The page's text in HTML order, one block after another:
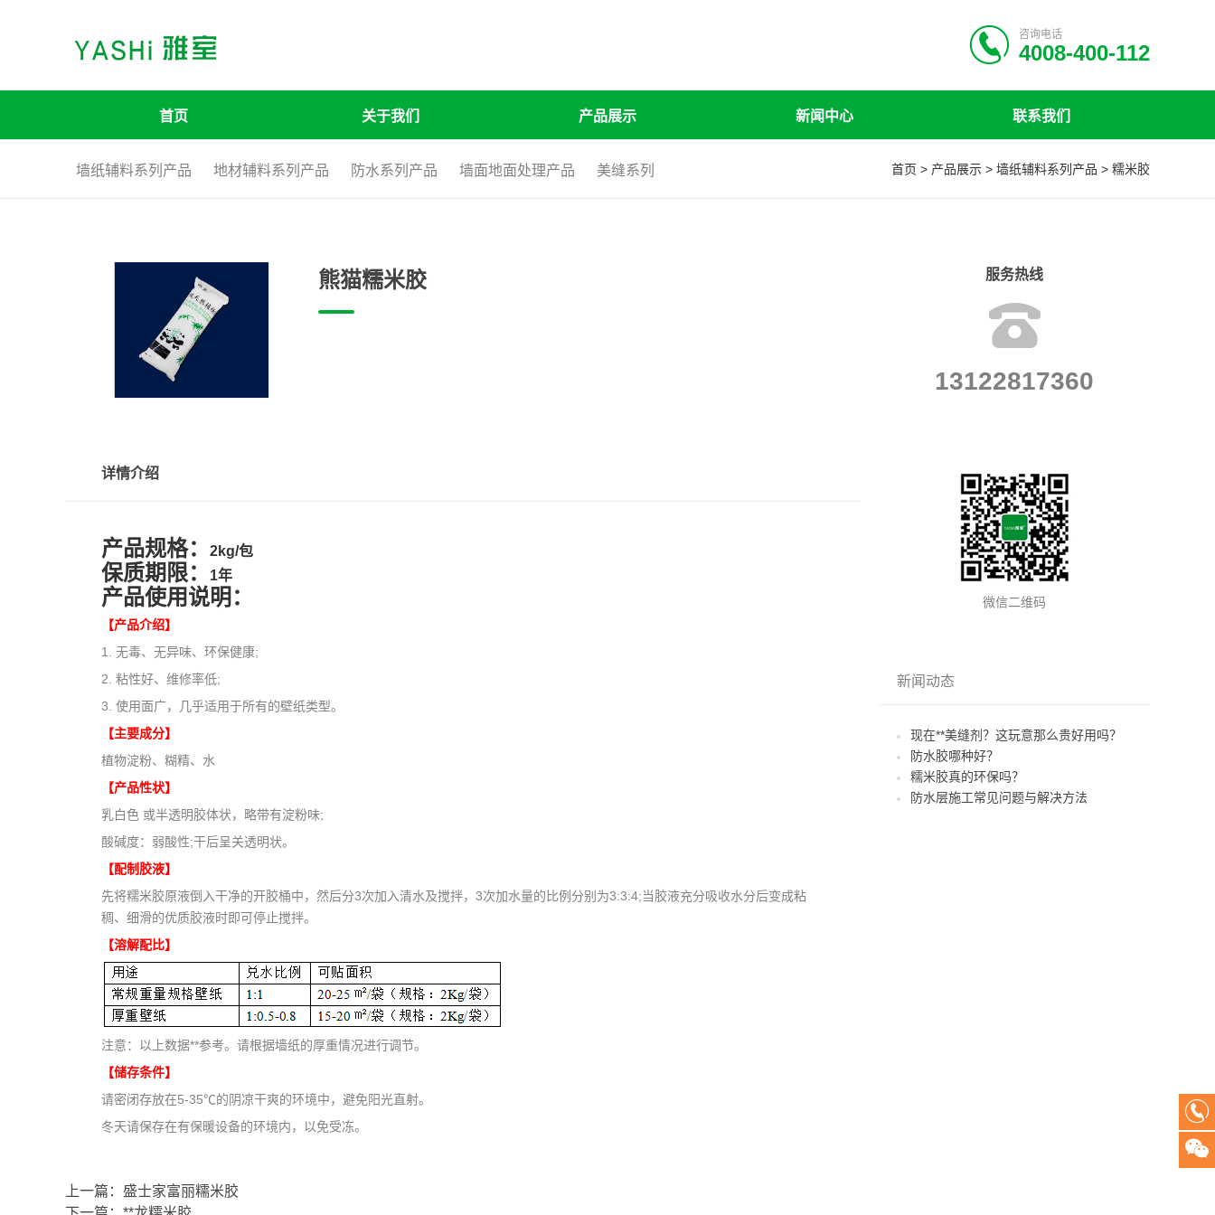
咨询电话
4008-400-112
首页 关于我们 产品展示 新闻中心 联系我们
墙纸辅料系列产品 地材辅料系列产品 防水系列产品 墙面地面处理产品 美缝系列 首页 > 产品展示 > 墙纸辅料系列产品 > 糯米胶
熊猫糯米胶
详情介绍
产品规格： 2kg/包
保质期限： 1年
产品使用说明：
【产品介绍】
1. 无毒、无异味、环保健康;
2. 粘性好、维修率低;
3. 使用面广，几乎适用于所有的壁纸类型。
【主要成分】
植物淀粉、糊精、水
【产品性状】
乳白色 或半透明胶体状，略带有淀粉味;
酸碱度：弱酸性;干后呈关透明状。
【配制胶液】
先将糯米胶原液倒入干净的开胶桶中，然后分3次加入清水及搅拌，3次加水量的比例分别为3:3:4;当胶液充分吸收水分后变成粘
稠、细滑的优质胶液时即可停止搅拌。
【溶解配比】
注意：以上数据**参考。请根据墙纸的厚重情况进行调节。
【储存条件】
请密闭存放在5-35℃的阴凉干爽的环境中，避免阳光直射。
冬天请保存在有保暖设备的环境内，以免受冻。
上一篇： 盛士家富丽糯米胶
服务热线
13122817360
微信二维码
新闻动态
现在**美缝剂？这玩意那么贵好用吗？
防水胶哪种好？
糯米胶真的环保吗？
防水层施工常见问题与解决方法